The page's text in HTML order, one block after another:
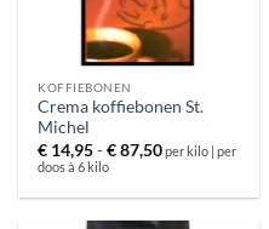
KOFFIEBONEN
Crema koffiebonen St.
Michel
€ 14,95-€87,50Prijsklasse:
€ 14,95
€ 87,50
per kilo | per
doos à 6 kilo